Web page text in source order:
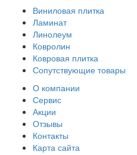
Виниловая плитка
Ламинат
Линолеум
Ковролин
Ковровая плитка
Сопутствующие товары
О компании
Сервис
Акции
Отзывы
Контакты
Карта сайта